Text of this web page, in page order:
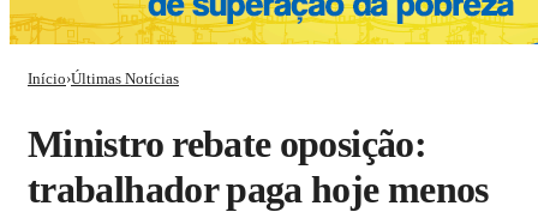
Início›Últimas Notícias
ministro rebate oposição:
trabalhador paga hoje menos